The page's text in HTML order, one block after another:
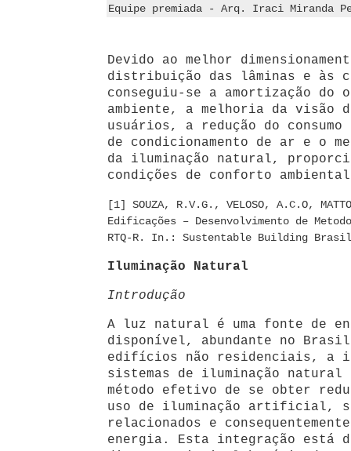
Equipe premiada - Arq. Iraci Miranda
Devido ao melhor
distribuição das lâminas e às
conseguiu-se a amortização do
ambiente, a melhoria da visão
usuários, a redução do
de condicionamento de ar e o
da iluminação natural,
condições de conforto
[1] SOUZA, R.V.G., VELOSO, A.C.O,
Edificações – Desenvolvimento de
RTQ-R. In.: Sustentable Building
Iluminação Natural
Introdução
A luz natural é uma fonte de
disponível, abundante no Brasil
edifícios não residenciais, a
sistemas de iluminação
método efetivo de se obter
uso de iluminação artificial,
relacionados e
energia. Esta integração está